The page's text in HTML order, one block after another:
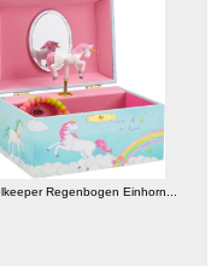
Anzeige
Regenbogen Einhorn...